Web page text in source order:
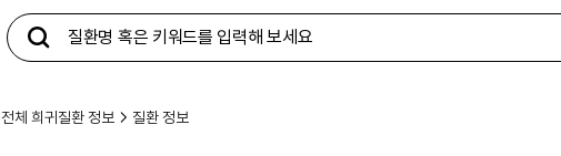
전체 희귀질환 정보 질환 정보